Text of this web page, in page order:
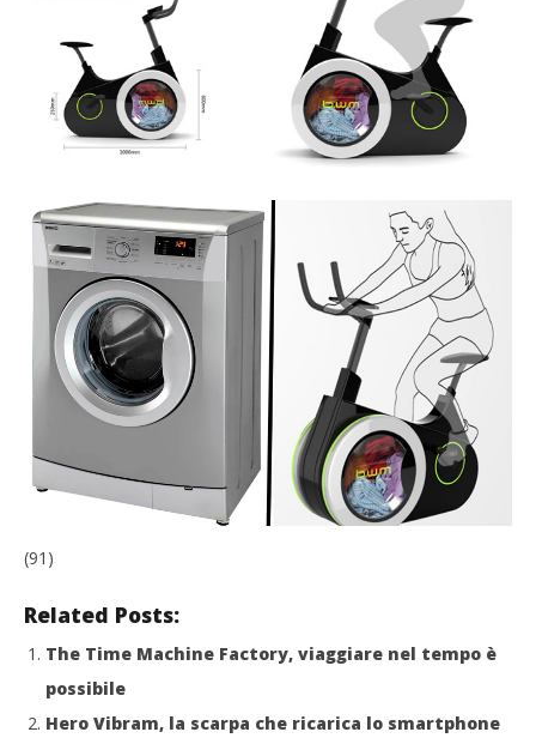
(91)
Related Posts:
The Time Machine Factory, viaggiare nel tempo è
possibile
Hero Vibram, la scarpa che ricarica lo smartphone